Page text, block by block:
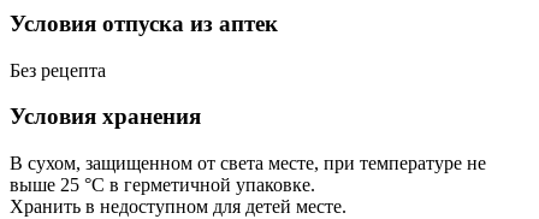
Условия отпуска из аптек
Без рецепта
Условия хранения
В сухом, защищенном от света месте, при температуре не
выше 25 °C в герметичной упаковке.
Хранить в недоступном для детей месте.